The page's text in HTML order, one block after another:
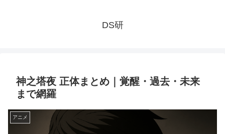
DS研
神之塔夜 正体まとめ｜覚醒・過去・未来
まで網羅
アニメ